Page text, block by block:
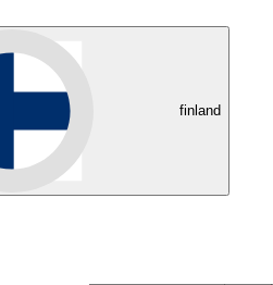
finland